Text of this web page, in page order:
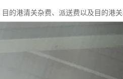
的港清关杂费、派送费以及目的港